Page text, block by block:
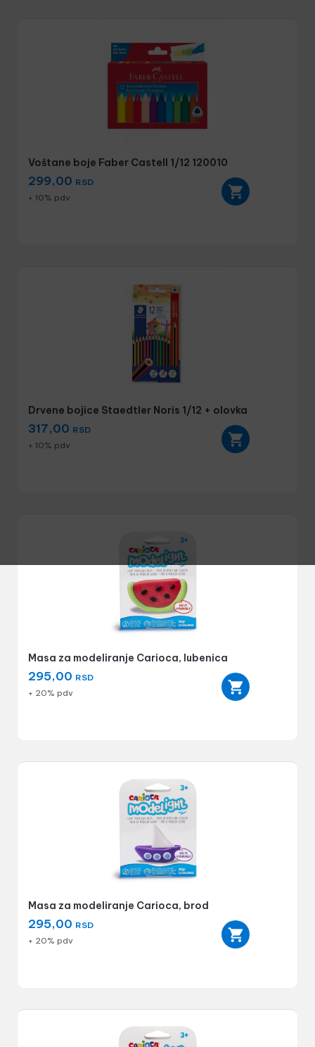
Voštane boje Faber Castell 1/12 120010
299,00 RSD
+ 10% pdv
Drvene bojice Staedtler Noris 1/12 + olovka
317,00 RSD
+ 10% pdv
Masa za modeliranje Carioca, lubenica
295,00 RSD
+ 20% pdv
Masa za modeliranje Carioca, brod
295,00 RSD
+ 20% pdv